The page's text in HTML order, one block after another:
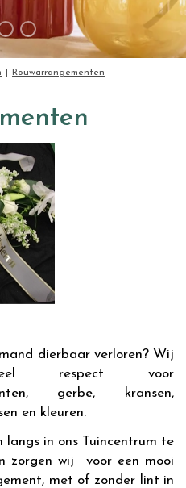
Rouwarrangementen
dierbaar verloren? Wij
respect voor
gerbe, kransen,
en kleuren.
in ons Tuincentrum te
zorgen wij voor een mooi
met of zonder lint in